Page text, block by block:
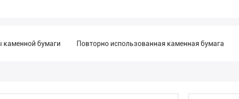
каменной бумаги Повторно использованная каменная бумага